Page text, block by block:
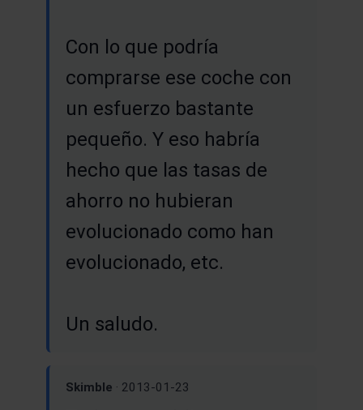
Con lo que podría
comprarse ese coche con
un esfuerzo bastante
pequeño. Y eso habría
hecho que las tasas de
ahorro no hubieran
evolucionado como han
evolucionado, etc.
Un saludo.
Skimble · 2013-01-23